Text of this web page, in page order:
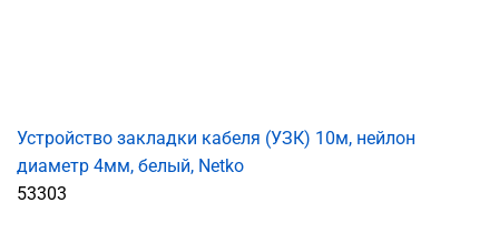
Устройство закладки кабеля (УЗК) 10м, нейлон
диаметр 4мм, белый, Netko
53303